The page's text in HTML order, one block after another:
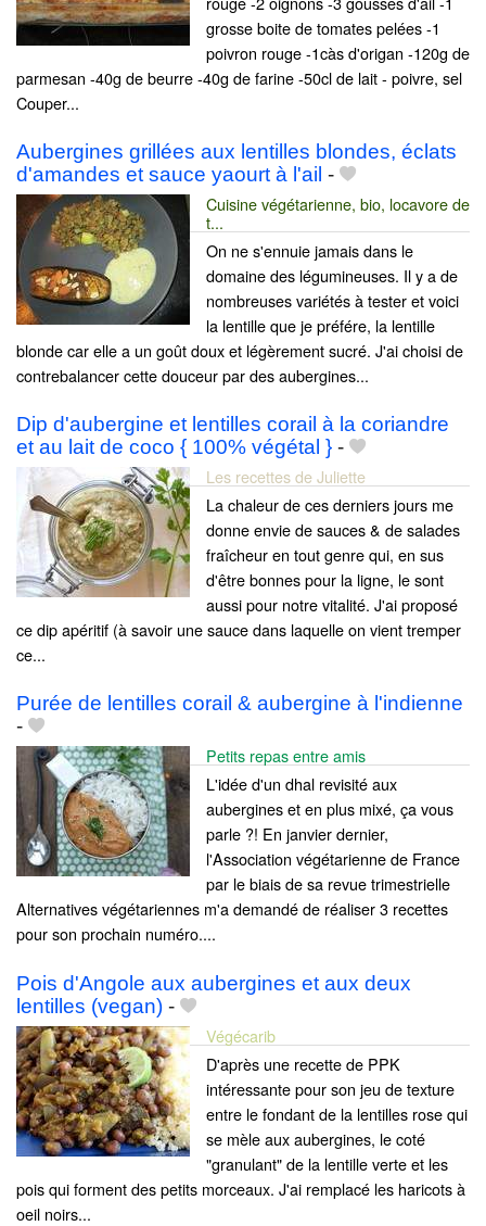
grosse boite de tomates pelées -1
poivron rouge -1càs d'origan -120g de
parmesan -40g de beurre -40g de farine -50cl de lait - poivre, sel
Couper...
Aubergines grillées aux lentilles blondes, éclats
d'amandes et sauce yaourt à l'ail -
Cuisine végétarienne, bio, locavore de
t...
On ne s'ennuie jamais dans le
domaine des légumineuses. Il y a de
nombreuses variétés à tester et voici
la lentille que je préfére, la lentille
blonde car elle a un goût doux et légèrement sucré. J'ai choisi de
contrebalancer cette douceur par des aubergines...
Dip d'aubergine et lentilles corail à la coriandre
et au lait de coco { 100% végétal } -
Les recettes de Juliette
La chaleur de ces derniers jours me
donne envie de sauces & de salades
fraîcheur en tout genre qui, en sus
d'être bonnes pour la ligne, le sont
aussi pour notre vitalité. J'ai proposé
ce dip apéritif (à savoir une sauce dans laquelle on vient tremper
ce...
Purée de lentilles corail & aubergine à l'indienne
-
Petits repas entre amis
L'idée d'un dhal revisité aux
aubergines et en plus mixé, ça vous
parle ?! En janvier dernier,
l'Association végétarienne de France
par le biais de sa revue trimestrielle
Alternatives végétariennes m'a demandé de réaliser 3 recettes
pour son prochain numéro....
Pois d'Angole aux aubergines et aux deux
lentilles (vegan) -
Végécarib
D'après une recette de PPK
intéressante pour son jeu de texture
entre le fondant de la lentilles rose qui
se mèle aux aubergines, le coté
"granulant" de la lentille verte et les
pois qui forment des petits morceaux. J'ai remplacé les haricots à
oeil noirs...